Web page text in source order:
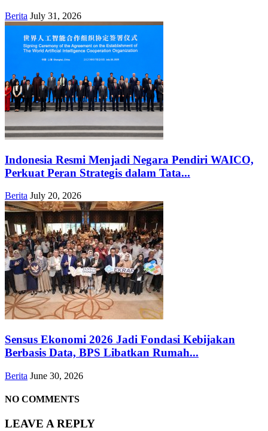
Berita July 31, 2026
Indonesia Resmi Menjadi Negara Pendiri WAICO,
Perkuat Peran Strategis dalam Tata...
Berita July 20, 2026
Sensus Ekonomi 2026 Jadi Fondasi Kebijakan
Berbasis Data, BPS Libatkan Rumah...
Berita June 30, 2026
NO COMMENTS
LEAVE A REPLY